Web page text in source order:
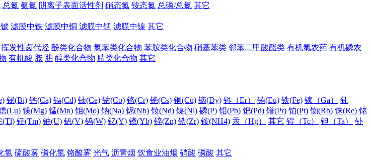
总氮 氨氮 阴离子表面活性剂 硝态氮 铵态氮 总磷/总氮 其它
滤膜中铁 滤膜中铜 滤膜中锰 滤膜中镍 其它
挥发性卤代烃 酚类化合物 氯苯类化合物 苯胺类化合物 硝基苯类 邻苯二甲酸酯类 有机氯农药 有机磷农
有机酸 胺 肼 醇类化合物 腈类化合物 其它
铋(Bi) 钙(Ca) 镉(Cd) 铈(Ce) 钴(Co) 铬(Cr) 铯(Cs) 铜(Cu) 镝(Dy) 铒（Er） 铕(Eu) 铁(Fe) 镓（Ga）
钆
(Lu) 镁(Mg) 锰(Mn) 钼(Mo) 钠(Na) 铌(Nb) 钕(Nd) 镍(Ni) 磷(P) 铅(Pb) 钯(Pd) 镨(Pr) 铂(Pt) 铷(Rb) 铼(Re) 铑
(Tl) 铥(Tm) 铀(U) 钒(V) 钨(W) 钇(Y) 镱(Yb) 锌(Zn) 锆(Zr) 铵(NH4) 汞（Hg） 其它 锝（Tc） 钽（Ta）
钋
氢 硫酸雾 磷化氢 铬酸雾 光气 沥青烟 饮食业油烟 硝酸 磷酸 其它